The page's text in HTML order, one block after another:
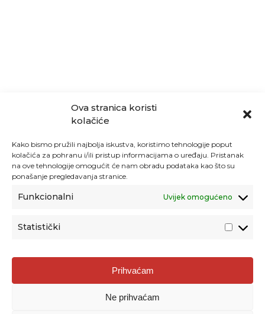
Ova stranica koristi
kolačiće
Kako bismo pružili najbolja iskustva, koristimo tehnologije poput
kolačića za pohranu i/ili pristup informacijama o uređaju. Pristanak
na ove tehnologije omogućit će nam obradu podataka kao što su
ponašanje pregledavanja stranice.
Funkcionalni Uvijek omogućeno
Statistički
Prihvaćam
Ne prihvaćam
Agencija za odgoj i obrazovanje
Donje Svetice 38, 10000 Zagreb
1778129